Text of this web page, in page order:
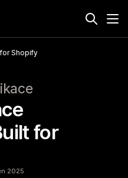
Shopify
for
2025